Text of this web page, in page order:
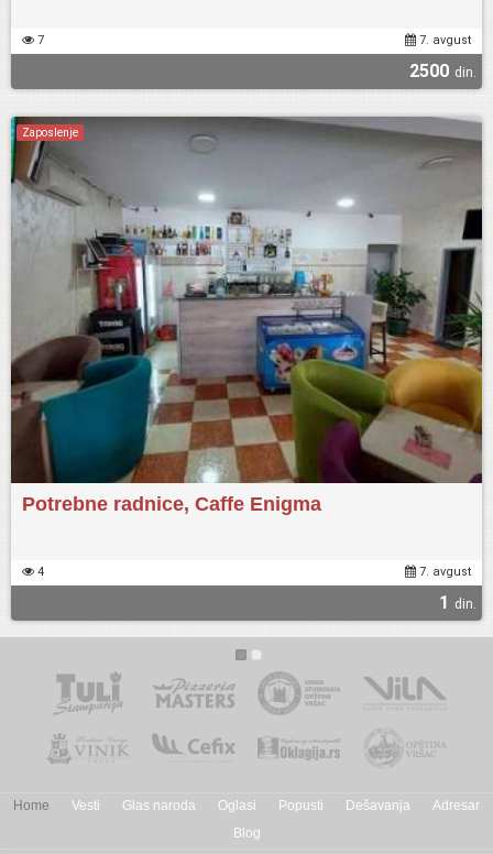
7 7. avgust
2500 din.
Zaposlenje
Potrebne radnice, Caffe Enigma
4 7. avgust
1 din.
Home Vesti Glas naroda Oglasi Popusti Dešavanja
Adresar
Blog